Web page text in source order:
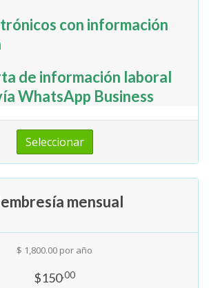
con información
de información laboral
WhatsApp Business
Seleccionar
mensual
$ 1,800.00 por año
$150.00